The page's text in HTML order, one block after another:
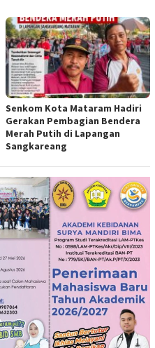
Senkom Kota Mataram Hadiri
Gerakan Pembagian Bendera
Merah Putih di Lapangan
Sangkareang